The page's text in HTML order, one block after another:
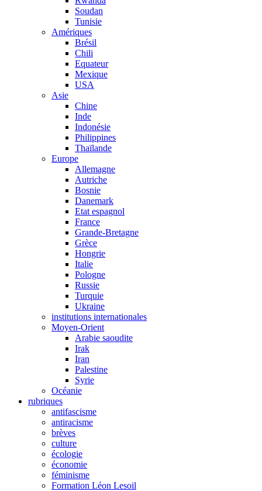
Soudan
Tunisie
Amériques
Brésil
Chili
Equateur
Mexique
USA
Asie
Chine
Inde
Indonésie
Philippines
Thaïlande
Europe
Allemagne
Autriche
Bosnie
Danemark
Etat espagnol
France
Grande-Bretagne
Grèce
Hongrie
Italie
Pologne
Russie
Turquie
Ukraine
institutions internationales
Moyen-Orient
Arabie saoudite
Irak
Iran
Palestine
Syrie
Océanie
rubriques
antifascisme
antiracisme
brèves
culture
écologie
économie
féminisme
Formation Léon Lesoil